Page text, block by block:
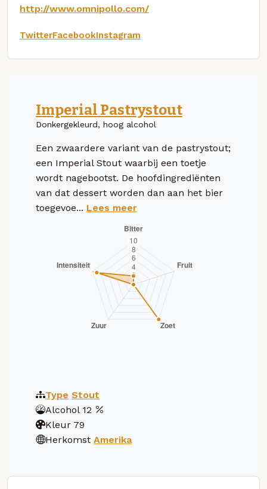
http://www.omnipollo.com/
TwitterFacebookInstagram
Imperial Pastrystout
Donkergekleurd, hoog alcohol
Een zwaardere variant van de pastrystout;
een Imperial Stout waarbij een toetje
wordt nagebootst. De hoofdingrediënten
van dat dessert worden dan aan het bier
toegevoe... Lees meer
Type Stout
Alcohol 12
Kleur 79
Herkomst Amerika